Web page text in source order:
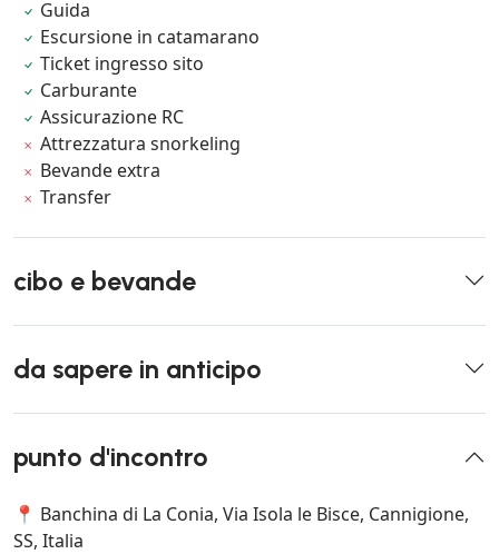
Guida
Escursione in catamarano
Ticket ingresso sito
Carburante
Assicurazione RC
Attrezzatura snorkeling
Bevande extra
Transfer
cibo e bevande
da sapere in anticipo
punto d'incontro
📍 Banchina di La Conia, Via Isola le Bisce, Cannigione,
SS, Italia